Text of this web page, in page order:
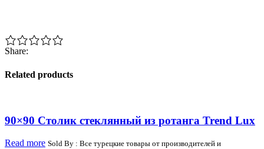
Share:
Related products
90×90 Столик стеклянный из ротанга Trend Lux
Read more Sold By : Все турецкие товары от производителей и